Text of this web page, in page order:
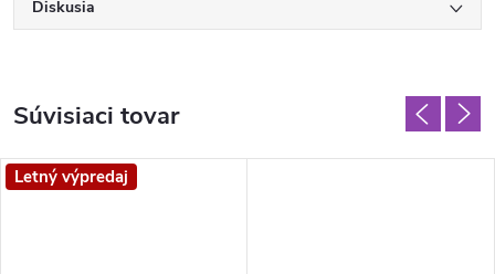
Diskusia
Súvisiaci tovar
Letný výpredaj